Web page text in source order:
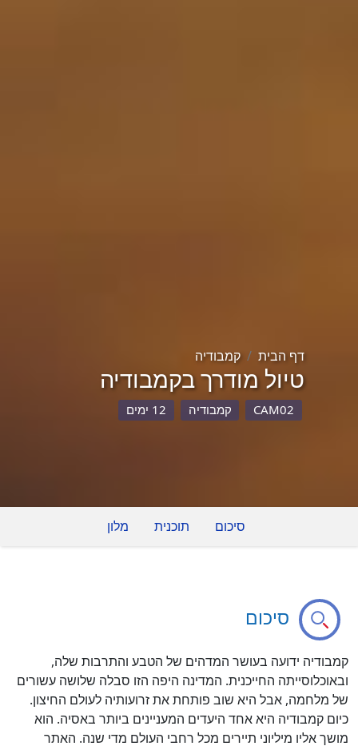
דף הבית קמבודיה
טיול מודרך בקמבודיה
CAM02 קמבודיה 12 ימים
סיכום תוכנית מלון
סיכום
קמבודיה ידועה בעושר המדהים של הטבע והתרבות שלה,
ובאוכלוסייתה החייכנית. המדינה היפה הזו סבלה שלושה עשורים
של מלחמה, אבל היא שוב פותחת את זרועותיה לעולם החיצון.
כיום קמבודיה היא אחד היעדים המעניינים ביותר באסיה. הוא
מושך אליו מיליוני תיירים מכל רחבי העולם מדי שנה. האתר